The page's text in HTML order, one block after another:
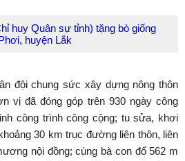
huy Quân sự tỉnh) tặng bò giống
huyện Lắk
đội chung sức xây dựng nông thôn
vị đã đóng góp trên 930 ngày công
công trình công cộng; tu sửa, khơi
30 km trục đường liên thôn, liên
nội đồng; cùng bà con đổ 562 m